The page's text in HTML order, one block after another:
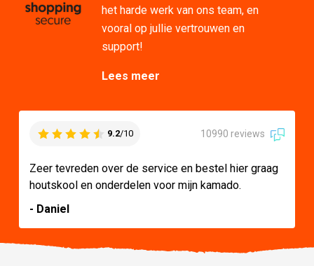
het harde werk van ons team, en
vooral op jullie vertrouwen en
support!
Lees meer
9.2/10 10990 reviews
Zeer tevreden over de service en bestel hier graag
houtskool en onderdelen voor mijn kamado.
- Daniel